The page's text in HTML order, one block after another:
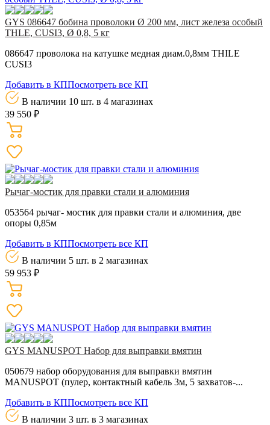
GYS 086647 бобина проволоки Ø 200 мм, лист железа особый
THLE, CUSI3, Ø 0,8, 5 кг
086647 проволока на катушке медная диам.0,8мм THILE
CUSI3
Добавить в КППосмотреть все КП
В наличии 10 шт. в 4 магазинах
39 550 ₽
Рычаг-мостик для правки стали и алюминия
053564 рычаг- мостик для правки стали и алюминия, две
опоры 0,85м
Добавить в КППосмотреть все КП
В наличии 5 шт. в 2 магазинах
59 953 ₽
GYS MANUSPOT Набор для выправки вмятин
050679 набор оборудования для выправки вмятин
MANUSPOT (пулер, контактный кабель 3м, 5 захватов-...
Добавить в КППосмотреть все КП
В наличии 3 шт. в 3 магазинах